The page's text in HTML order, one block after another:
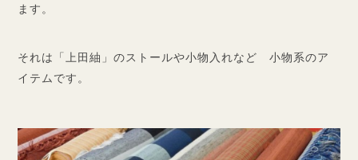
ます。
それは「上田紬」のストールや小物入れなど 小物系のア
イテム です。